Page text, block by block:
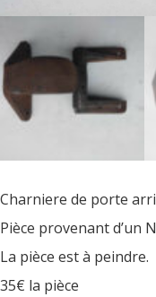
Charniere de porte
Pièce provenant d’un
La pièce est à peindre.
35€ la pièce